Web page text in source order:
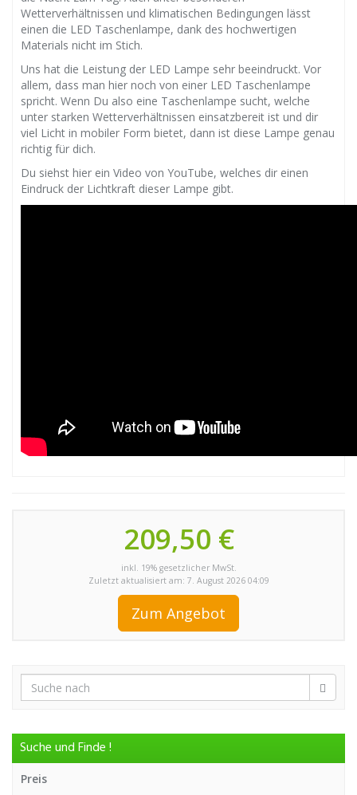
Wetterverhältnissen und klimatischen Bedingungen lässt
einen die LED Taschenlampe, dank des hochwertigen
Materials nicht im Stich.
Uns hat die Leistung der LED Lampe sehr beeindruckt. Vor
allem, dass man hier noch von einer LED Taschenlampe
spricht. Wenn Du also eine Taschenlampe sucht, welche
unter starken Wetterverhältnissen einsatzbereit ist und dir
viel Licht in mobiler Form bietet, dann ist diese Lampe genau
richtig für dich.
Du siehst hier ein Video von YouTube, welches dir einen
Eindruck der Lichtkraft dieser Lampe gibt.
209,50 €
inkl. 19% gesetzlicher MwSt.
Zuletzt aktualisiert am: 7. August 2026 04:09
Zum Angebot
Suche und Finde !
Preis